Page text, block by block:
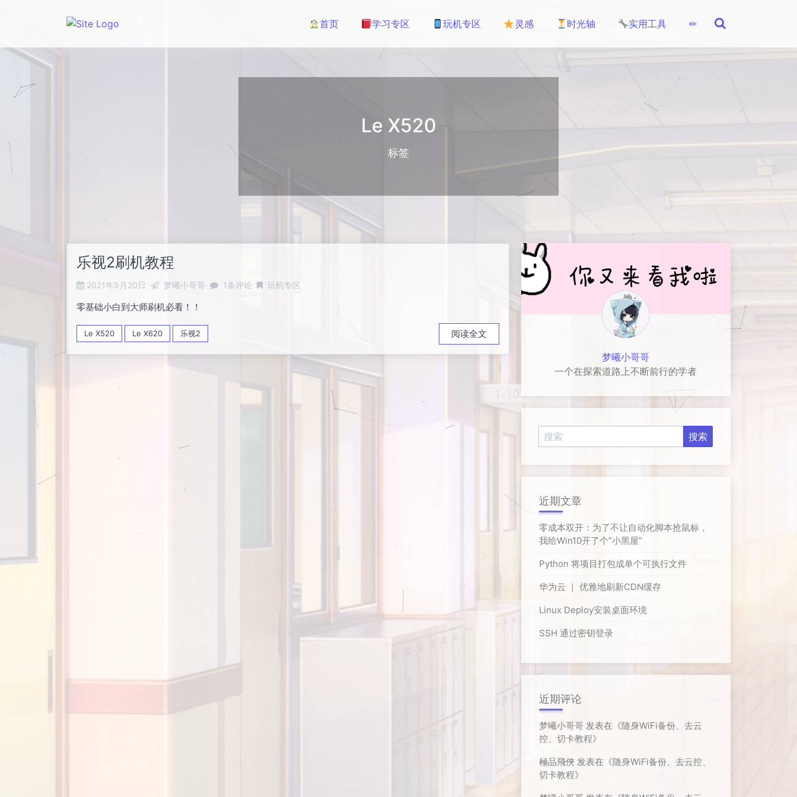
首页 学习专区 玩机专区 灵感 时光轴 实用工具 ✏
Le X520
标签
乐视2刷机教程
2021年5月20日 梦曦小哥哥 1条评论 玩机专区
零基础小白到大师刷机必看！！
Le X520 Le X620 乐视2 阅读全文
梦曦小哥哥
一个在探索道路上不断前行的学者
近期文章
零成本双开：为了不让自动化脚本抢鼠标，
我给Win10开了个“小黑屋”
Python 将项目打包成单个可执行文件
华为云 ｜ 优雅地刷新CDN缓存
Linux Deploy安装桌面环境
SSH 通过密钥登录
近期评论
梦曦小哥哥发表在《随身WiFi备份、去云
控、切卡教程》
極品飛俠发表在《随身WiFi备份、去云控、
切卡教程》